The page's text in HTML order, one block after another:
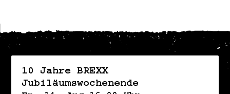
10 Jahre BREXX
Jubiläumswochenende